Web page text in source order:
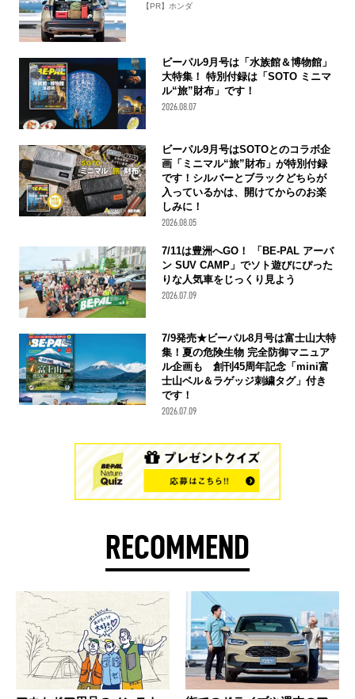
【PR】ホンダ
ビーパル9月号は「水族館＆博物館」
大特集！ 特別付録は「SOTO ミニマ
ル“旅”財布」です！
2026.08.07
ビーパル9月号はSOTOとのコラボ企
画「ミニマル“旅”財布」が特別付録
です！シルバーとブラックどちらが
入っているかは、開けてからのお楽
しみに！
2026.08.05
7/11は豊洲へGO！ 「BE-PAL アーバ
ン SUV CAMP」でソト遊びにぴった
りな人気車をじっくり見よう
2026.07.09
7/9発売★ビーパル8月号は富士山大特
集！夏の危険生物 完全防御マニュア
ル企画も 創刊45周年記念「mini富
士山ベル＆ラゲッジ刺繍タグ」付き
です！
2026.07.09
RECOMMEND